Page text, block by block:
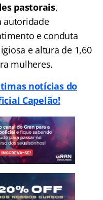
pastorais,
autoridade
e conduta
e altura de 1,60
mulheres.
notícias do
Capelão!